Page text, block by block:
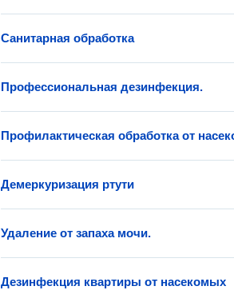
Санитарная обработка
Профессиональная дезинфекция.
Профилактическая обработка от
Демеркуризация ртути
Удаление от запаха мочи.
Дезинфекция квартиры от насекомых